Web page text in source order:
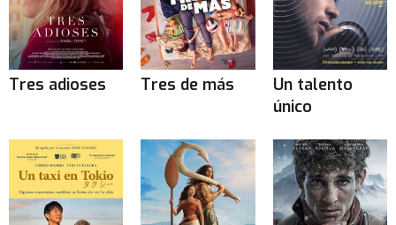
Tres adioses Tres de más
Un talento
único